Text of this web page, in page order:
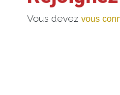
Vous devez vous